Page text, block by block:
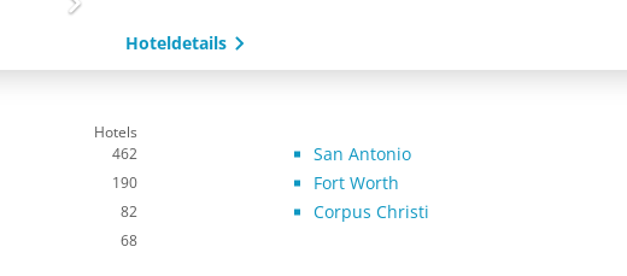
Hoteldetails
Hotels
462 San Antonio
190 Fort Worth
82 Corpus Christi
68